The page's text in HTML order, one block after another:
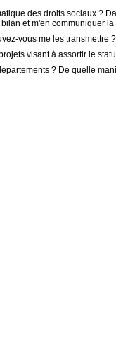
des droits sociaux ?
et m'en communiquer
vous me les transmettre ?
visant à assortir le
? De quelle